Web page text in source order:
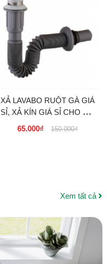
XẢ LAVABO RUỘT GÀ GIÁ
SỈ, XẢ KÍN GIÁ SỈ CHO ĐẠI
LÝ
65.000₫ 150.000₫
Xem tất cả